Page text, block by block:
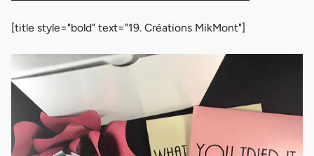
[title style="bold" text="19. Créations MikMont"]